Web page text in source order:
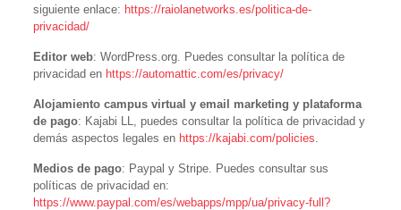
siguiente enlace: https://raiolanetworks.es/politica-de-
privacidad/
Editor web: WordPress.org. Puedes consultar la política de
privacidad en https://automattic.com/es/privacy/
Alojamiento campus virtual y email marketing y plataforma
de pago: Kajabi LL, puedes consultar la política de privacidad y
demás aspectos legales en https://kajabi.com/policies.
Medios de pago: Paypal y Stripe. Puedes consultar sus
políticas de privacidad en:
https://www.paypal.com/es/webapps/mpp/ua/privacy-full?